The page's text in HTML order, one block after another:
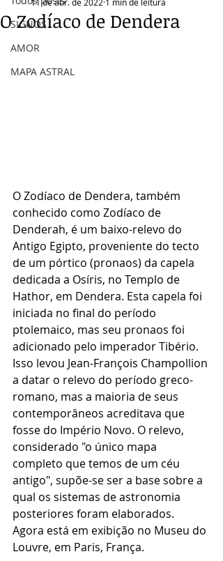
SIGNOS
AMOR
MAPA ASTRAL
O Zodíaco de Dendera
O Zodíaco de Dendera, também
conhecido como Zodíaco de
Denderah, é um baixo-relevo do
Antigo Egipto, proveniente do tecto
de um pórtico (pronaos) da capela
dedicada a Osíris, no Templo de
Hathor, em Dendera. Esta capela foi
iniciada no final do período
ptolemaico, mas seu pronaos foi
adicionado pelo imperador Tibério.
Isso levou Jean-François Champollion
a datar o relevo do período greco-
romano, mas a maioria de seus
contemporâneos acreditava que
fosse do Império Novo. O relevo,
considerado "o único mapa
completo que temos de um céu
antigo", supõe-se ser a base sobre a
qual os sistemas de astronomia
posteriores foram elaborados.
Agora está em exibição no Museu do
Louvre, em Paris, França.